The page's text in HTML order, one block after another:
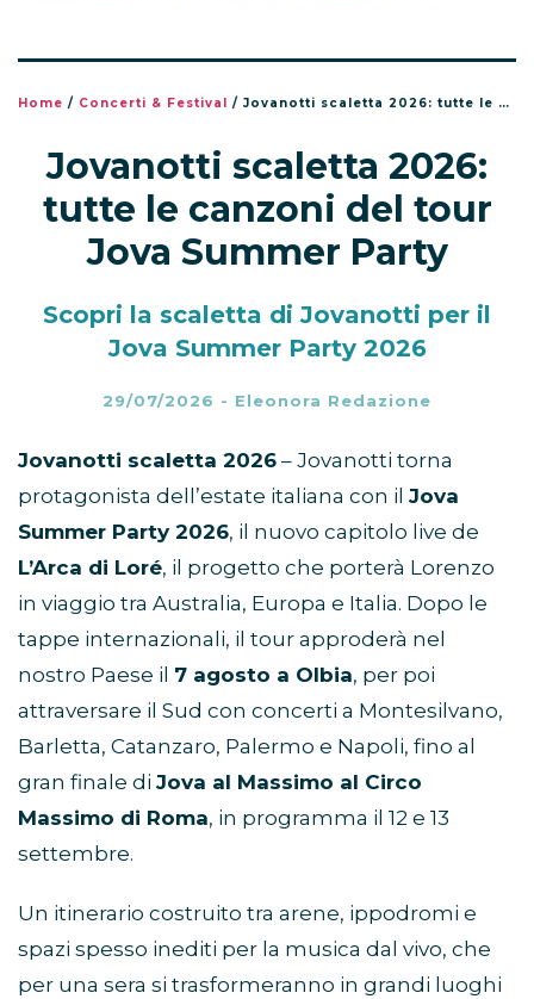
Home / Concerti & Festival / Jovanotti scaletta 2026: tutte le canzoni del tour Jova Summer Party
Jovanotti scaletta 2026:
tutte le canzoni del tour
Jova Summer Party
Scopri la scaletta di Jovanotti per il
Jova Summer Party 2026
29/07/2026 - Eleonora Redazione
Jovanotti scaletta 2026 – Jovanotti torna
protagonista dell’estate italiana con il Jova
Summer Party 2026, il nuovo capitolo live de
L’Arca di Loré, il progetto che porterà Lorenzo
in viaggio tra Australia, Europa e Italia. Dopo le
tappe internazionali, il tour approderà nel
nostro Paese il 7 agosto a Olbia, per poi
attraversare il Sud con concerti a Montesilvano,
Barletta, Catanzaro, Palermo e Napoli, fino al
gran finale di Jova al Massimo al Circo
Massimo di Roma, in programma il 12 e 13
settembre.
Un itinerario costruito tra arene, ippodromi e
spazi spesso inediti per la musica dal vivo, che
per una sera si trasformeranno in grandi luoghi